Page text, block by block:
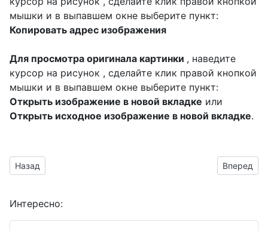
мышки и в выпавшем окне выберите пункт:
Копировать адрес изображения
Для просмотра оригинала картинки , наведите
курсор на рисунок , сделайте клик правой кнопкой
мышки и в выпавшем окне выберите пункт:
Открыть изображение в новой вкладке или
Открыть исходное изображение в новой вкладке.
Предыдущий материал: Сделать плакат для Ангелины ко
Назад Вперед
Интересно: